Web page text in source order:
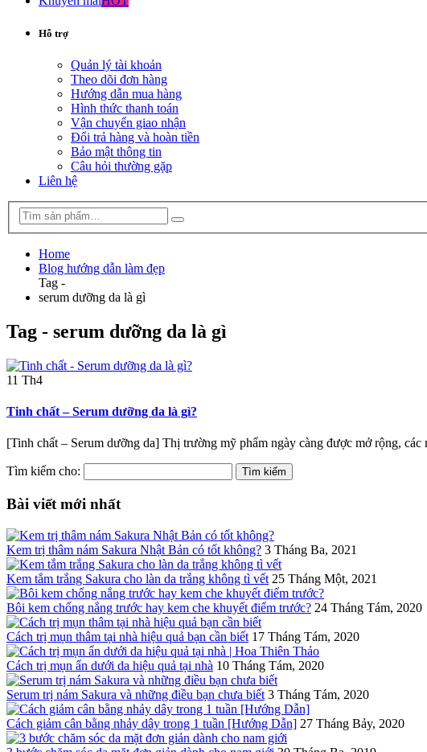
Hỗ trợ
Quản lý tài khoản
Theo dõi đơn hàng
Hướng dẫn mua hàng
Hình thức thanh toán
Vận chuyển giao nhận
Đổi trả hàng và hoàn tiền
Bảo mật thông tin
Câu hỏi thường gặp
Liên hệ
Home
Blog hướng dẫn làm đẹp
Tag -
serum dưỡng da là gì
Tag - serum dưỡng da là gì
11 Th4
Tinh chất – Serum dưỡng da là gì?
[Tinh chất – Serum dưỡng da] Thị trường mỹ phẩm ngày càng được mở rộng,
Tìm kiếm cho:
Bài viết mới nhất
Kem trị thâm nám Sakura Nhật Bản có tốt không? 3 Tháng Ba, 2021
Kem tắm trắng Sakura cho làn da trắng không tì vết 25 Tháng Một, 2021
Bôi kem chống nắng trước hay kem che khuyết điểm trước? 24 Tháng Tám, 2020
Cách trị mụn thâm tại nhà hiệu quả bạn cần biết 17 Tháng Tám, 2020
Cách trị mụn ẩn dưới da hiệu quả tại nhà 10 Tháng Tám, 2020
Serum trị nám Sakura và những điều bạn chưa biết 3 Tháng Tám, 2020
Cách giảm cân bằng nhảy dây trong 1 tuần [Hướng Dẫn] 27 Tháng Bảy, 2020